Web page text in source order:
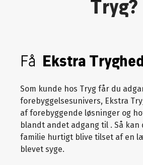
Tryg?
Få Ekstra
Som kunde hos Tryg får du
forebyggelsesunivers, Ekstra
af forebyggende løsninger og
blandt andet adgang til . Så
familie hurtigt blive tilset af en
blevet syge.